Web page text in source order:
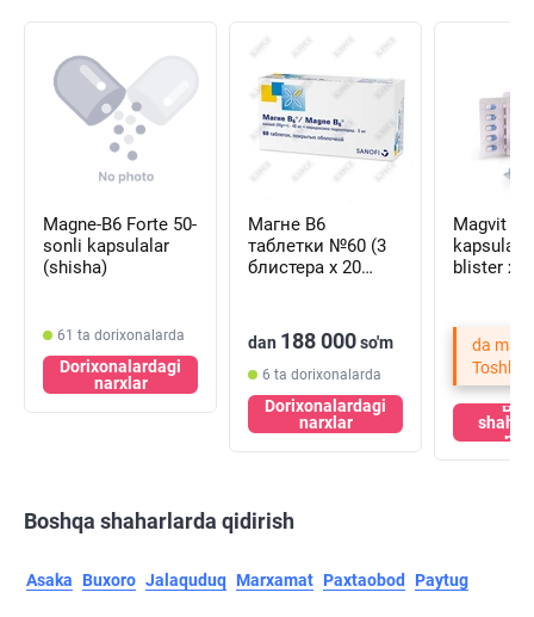
Magne-B6 Forte 50-
sonli kapsulalar
(shisha)
61 ta dorixonalarda
Dorixonalardagi
narxlar
Магне B6
таблетки №60 (3
блистера x 20
dan 188 000so'm
6 ta dorixonalarda
Dorixonalardagi
narxlar
Magvit
blister х
da
Boshqa shaharlarda qidirish
Asaka Buxoro Jalaquduq Marxamat Paxtaobod Paytug